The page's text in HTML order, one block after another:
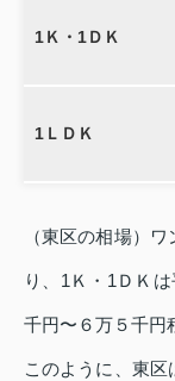
1Ｋ・1ＤＫ
1ＬＤＫ
（東区の相場）
り、1Ｋ・1ＤＫ
千円〜６万５千円
このように、東